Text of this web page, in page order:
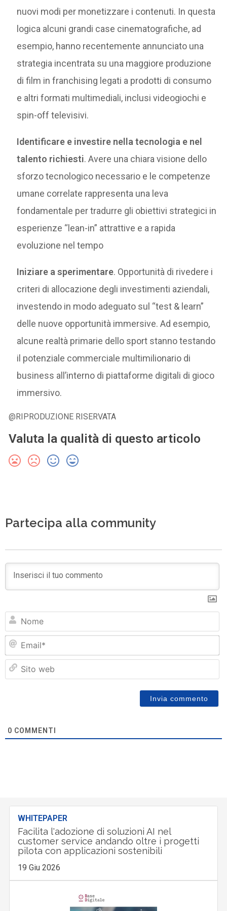
nuovi modi per monetizzare i contenuti. In questa
logica alcuni grandi case cinematografiche, ad
esempio, hanno recentemente annunciato una
strategia incentrata su una maggiore produzione
di film in franchising legati a prodotti di consumo
e altri formati multimediali, inclusi videogiochi e
spin-off televisivi.
Identificare e investire nella tecnologia e nel
talento richiesti. Avere una chiara visione dello
sforzo tecnologico necessario e le competenze
umane correlate rappresenta una leva
fondamentale per tradurre gli obiettivi strategici in
esperienze “lean-in” attrattive e a rapida
evoluzione nel tempo
Iniziare a sperimentare. Opportunità di rivedere i
criteri di allocazione degli investimenti aziendali,
investendo in modo adeguato sul “test & learn”
delle nuove opportunità immersive. Ad esempio,
alcune realtà primarie dello sport stanno testando
il potenziale commerciale multimilionario di
business all’interno di piattaforme digitali di gioco
immersivo.
@RIPRODUZIONE RISERVATA
Valuta la qualità di questo articolo
Partecipa alla community
0 COMMENTI
WHITEPAPER
Facilita l'adozione di soluzioni AI nel
customer service andando oltre i progetti
pilota con applicazioni sostenibili
19 Giu 2026